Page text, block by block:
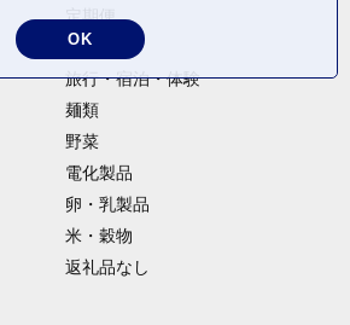
定期便
肉類
旅行・宿泊・体験
麺類
野菜
電化製品
卵・乳製品
米・穀物
返礼品なし
OK